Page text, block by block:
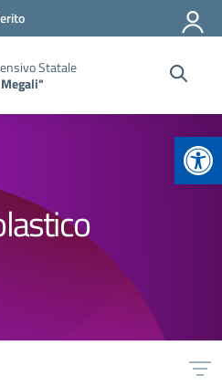
Statale